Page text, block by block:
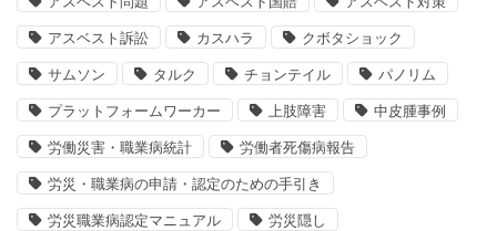
アスベスト訴訟 カスハラ クボタショック
サムソン タルク チョンテイル パノリム
プラットフォームワーカー 上肢障害 中皮腫事例
労働災害・職業病統計 労働者死傷病報告
労災・職業病の申請・認定のための手引き
労災職業病認定マニュアル 労災隠し